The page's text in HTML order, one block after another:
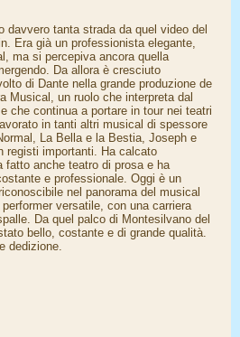
davvero tanta strada da quel video del
Era già un professionista elegante,
ma si percepiva ancora quella
Da allora è cresciuto
di Dante nella grande produzione de
Musical, un ruolo che interpreta dal
che continua a portare in tour nei teatri
in tanti altri musical di spessore
La Bella e la Bestia, Joseph e
registi importanti. Ha calcato
fatto anche teatro di prosa e ha
e professionale. Oggi è un
nel panorama del musical
versatile, con una carriera
Da quel palco di Montesilvano del
bello, costante e di grande qualità.
dedizione.